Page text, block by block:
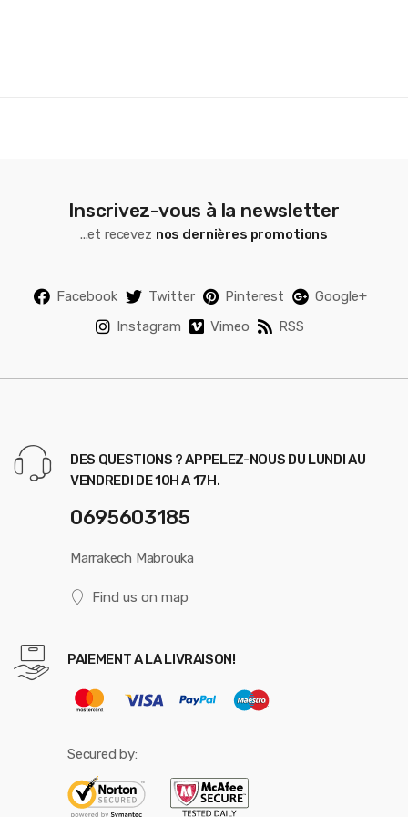
Inscrivez-vous à la newsletter
...et recevez nos dernières promotions
Facebook Twitter Pinterest
Google+
Instagram
Vimeo RSS
DES QUESTIONS ? APPELEZ-NOUS DU LUNDI AU
VENDREDI DE 10H A 17H.
0695603185
Marrakech Mabrouka
Find us on map
PAIEMENT A LA LIVRAISON!
Secured by: